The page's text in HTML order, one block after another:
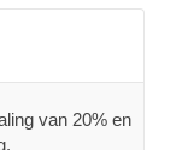
van 20% en